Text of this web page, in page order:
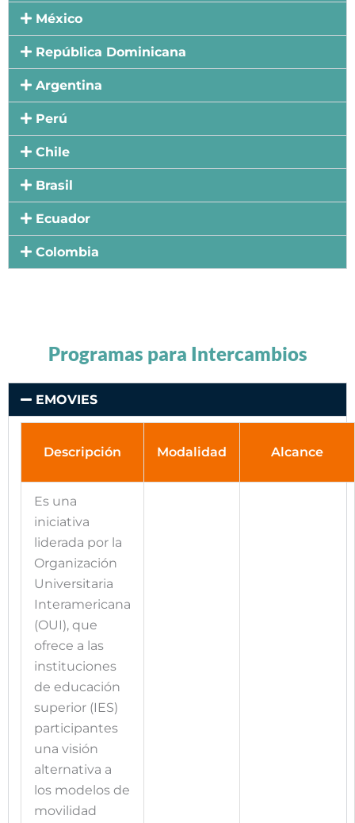
México
República Dominicana
Argentina
Perú
Chile
Brasil
Ecuador
Colombia
Programas para Intercambios
EMOVIES
Descripción Modalidad Alcance
Es una
iniciativa
liderada por la
Organización
Universitaria
Interamericana
(OUI), que
ofrece a las
instituciones
de educación
superior (IES)
participantes
una visión
alternativa a
los modelos de
movilidad